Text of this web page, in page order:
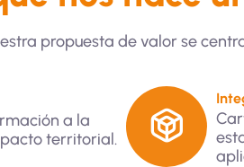
propuesta de valor se
a la
territorial.